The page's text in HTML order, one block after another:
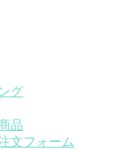
グ
品
文フォーム